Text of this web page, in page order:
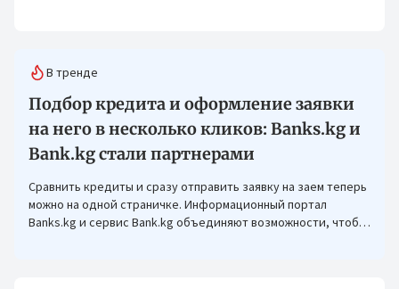
В тренде
Подбор кредита и оформление заявки
на него в несколько кликов: Banks.kg и
Bank.kg стали партнерами
Сравнить кредиты и сразу отправить заявку на заем теперь
можно на одной страничке. Информационный портал
Banks.kg и сервис Bank.kg объединяют возможности, чтобы